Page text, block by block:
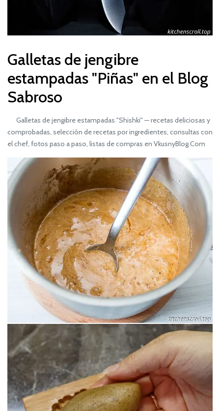
Galletas de jengibre
estampadas "Piñas" en el Blog
Sabroso
Galletas de jengibre estampadas "Shishki" — recetas deliciosas y
comprobadas, selección de recetas por ingredientes, consultas con
el chef, fotos paso a paso, listas de compras en VkusnyBlog.Com